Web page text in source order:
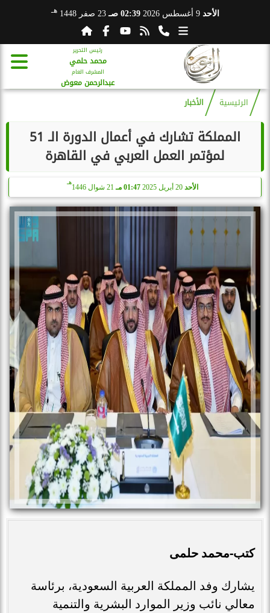
الأحد 9 أغسطس 2026 02:39 صـ 23 صفر 1448 هـ
رئيس التحرير
محمد حلمي
المشرف العام
عبدالرحمن معوض
الرئيسية الأخبار
المملكة تشارك في أعمال الدورة الـ 51
لمؤتمر العمل العربي في القاهرة
الأحد 01:47 مـ 21 شوال 1446
هـ
كتب-محمد حلمى
يشارك وفد المملكة العربية السعودية، برئاسة
معالي نائب وزير الموارد البشرية والتنمية